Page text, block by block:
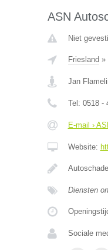
ASN
Niet
Friesland »
Jan
Tel: 0518 -
E-mail ›
Website:
Diensten
Sociale